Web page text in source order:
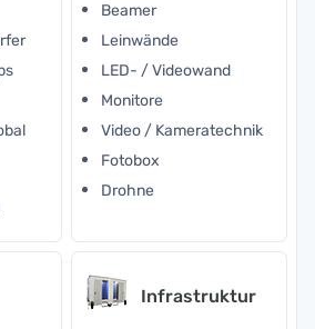
Beamer
Leinwände
LED- / Videowand
Monitore
Video / Kameratechnik
Fotobox
Drohne
Infrastruktur